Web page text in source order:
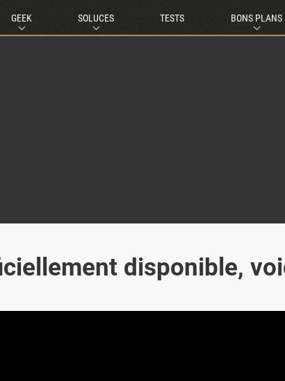
GEEK SOLUCES TESTS BONS PLANS
disponible,